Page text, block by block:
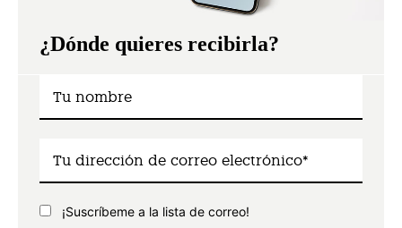
¿Dónde quieres recibirla?
¡Suscríbeme a la lista de correo!